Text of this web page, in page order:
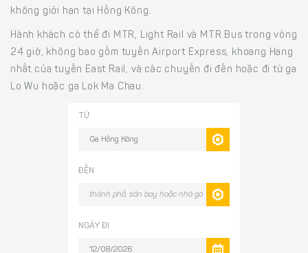
không giới hạn tại Hồng Kông.
Hành khách có thể đi MTR, Light Rail và MTR Bus trong vòng
24 giờ, không bao gồm tuyến Airport Express, khoang Hạng
nhất của tuyến East Rail, và các chuyến đi đến hoặc đi từ ga
Lo Wu hoặc ga Lok Ma Chau.